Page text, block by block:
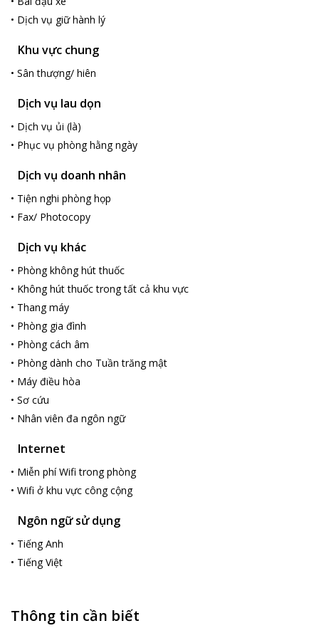
• Dịch vụ giữ hành lý
Khu vực chung
• Sân thượng/ hiên
Dịch vụ lau dọn
• Dịch vụ ủi (là)
• Phục vụ phòng hằng ngày
Dịch vụ doanh nhân
• Tiện nghi phòng họp
• Fax/ Photocopy
Dịch vụ khác
• Phòng không hút thuốc
• Không hút thuốc trong tất cả khu vực
• Thang máy
• Phòng gia đình
• Phòng cách âm
• Phòng dành cho Tuần trăng mật
• Máy điều hòa
• Sơ cứu
• Nhân viên đa ngôn ngữ
Internet
• Miễn phí Wifi trong phòng
• Wifi ở khu vực công cộng
Ngôn ngữ sử dụng
• Tiếng Anh
• Tiếng Việt
Thông tin cần biết